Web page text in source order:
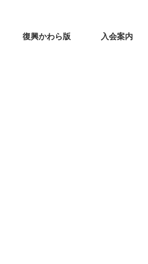
復興かわら版 入会案内